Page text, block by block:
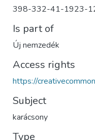
398-332-41-1923-
Is part of
Új nemzedék
Access rights
https://
Subject
karácsony
Type